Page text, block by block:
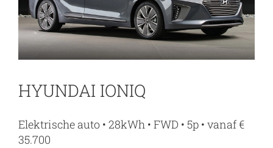
HYUNDAI IONIQ
Elektrische auto • 28kWh • FWD • 5p • vanaf €
35.700